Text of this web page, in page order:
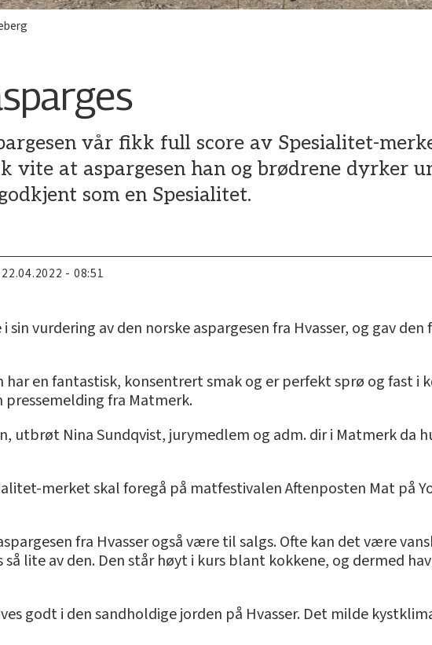
vår fikk full score av Spesialitet-
vite at aspargesen han og brødrene dyrker
som en Spesialitet.
22.04.2022 - 08:51
vurdering av den norske aspargesen fra Hvasser, og gav
en fantastisk, konsentrert smak og er perfekt sprø og fast i
pressemelding fra Matmerk.
utbrøt Nina Sundqvist, jurymedlem og adm. dir i Matmerk da
merket skal foregå på matfestivalen Aftenposten Mat på
fra Hvasser også være til salgs. Ofte kan det være
lite av den. Den står høyt i kurs blant kokkene, og dermed
godt i den sandholdige jorden på Hvasser. Det milde